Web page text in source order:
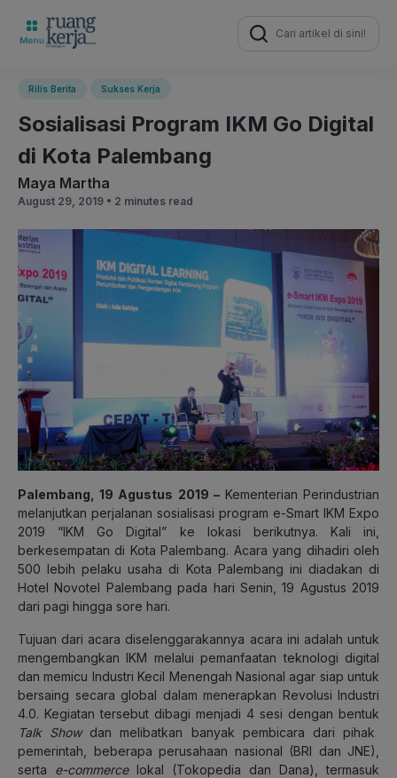
Search
for:
Rilis Berita Sukses Kerja
Sosialisasi Program IKM Go Digital
di Kota Palembang
Maya Martha
August 29, 2019 • 2 minutes read
Palembang, 19 Agustus 2019 –Kementerian Perindustrian
melanjutkan perjalanan sosialisasi program e-Smart IKM Expo
2019 “IKM Go Digital” ke lokasi berikutnya. Kali ini,
berkesempatan di Kota Palembang. Acara yang dihadiri oleh
500 lebih pelaku usaha di Kota Palembang ini diadakan di
Hotel Novotel Palembang pada hari Senin, 19 Agustus 2019
dari pagi hingga sore hari.
Tujuan dari acara diselenggarakannya acara ini adalah untuk
mengembangkan IKM melalui pemanfaatan teknologi digital
dan memicu Industri Kecil Menengah Nasional agar siap untuk
bersaing secara global dalam menerapkan Revolusi Industri
4.0. Kegiatan tersebut dibagi menjadi 4 sesi dengan bentuk
Talk Showdan melibatkan banyak pembicara dari pihak
pemerintah, beberapa perusahaan nasional (BRI dan JNE),
serta e-commercelokal (Tokopedia dan Dana), termasuk